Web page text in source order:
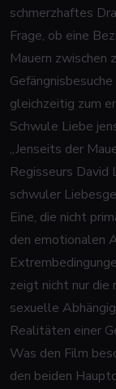
schmerzhaftes
Frage, ob eine
Mauern zwischen
gleichzeitig zum
Schwule Liebe
„Jenseits der
Regisseurs
schwuler
Eine, die nicht
den emotionalen
zeigt nicht nur die
sexuelle
Realitäten einer
Was den Film
den beiden